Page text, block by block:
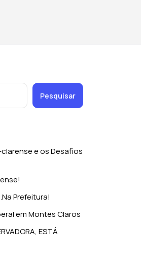
Pesquisar
e os Desafios
Prefeitura!
em Montes Claros
ESTÁ